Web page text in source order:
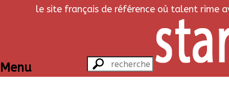
le site français de référence où talent rime
Menu